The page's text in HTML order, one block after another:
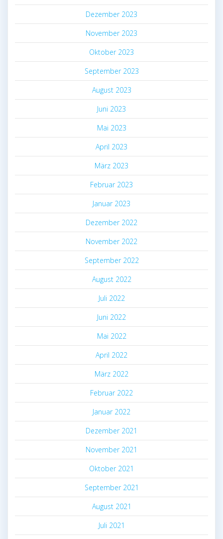
Dezember 2023
November 2023
Oktober 2023
September 2023
August 2023
Juni 2023
Mai 2023
April 2023
März 2023
Februar 2023
Januar 2023
Dezember 2022
November 2022
September 2022
August 2022
Juli 2022
Juni 2022
Mai 2022
April 2022
März 2022
Februar 2022
Januar 2022
Dezember 2021
November 2021
Oktober 2021
September 2021
August 2021
Juli 2021